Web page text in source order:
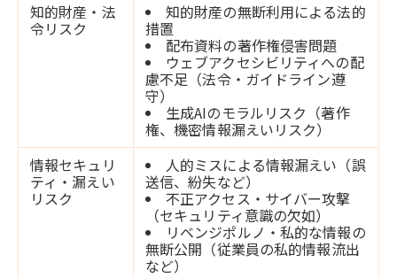
知的財産・法
令リスク
知的財産の無断利用による法的
措置
配布資料の著作権侵害問題
ウェブアクセシビリティへの配
慮不足（法令・ガイドライン遵
守）
生成AIのモラルリスク（著作
権、機密情報漏えいリスク）
情報セキュリ
ティ・漏えい
リスク
人的ミスによる情報漏えい（誤
送信、紛失など）
不正アクセス・サイバー攻撃
（セキュリティ意識の欠如）
リベンジポルノ・私的な情報の
無断公開（従業員の私的情報流出
など）